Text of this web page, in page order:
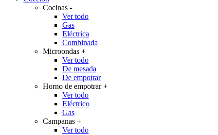
Cocinas -
Ver todo
Gas
Eléctrica
Combinada
Microondas +
Ver todo
De mesada
De empotrar
Horno de empotrar+
Ver todo
Eléctrico
Gas
Campanas +
Ver todo